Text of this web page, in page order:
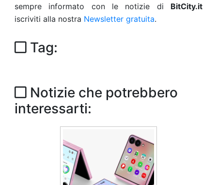
sempre informato con le notizie di BitCity.it
iscriviti alla nostra Newsletter gratuita.
Tag:
Notizie che potrebbero
interessarti: